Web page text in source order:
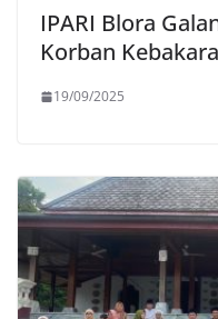
IPARI Blora
Korban
19/09/2025